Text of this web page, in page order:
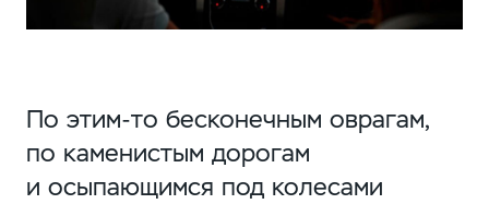
По этим-то бесконечным оврагам,
по каменистым дорогам
и осыпающимся под колесами